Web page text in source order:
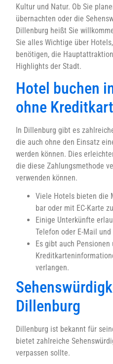
Kultur und Natur. Ob Sie
übernachten oder die
Dillenburg heißt Sie
Sie alles Wichtige über
benötigen, die
Highlights der Stadt.
Hotel buchen
ohne
In Dillenburg gibt es
die auch ohne den Einsatz
werden können. Dies
die diese Zahlungsmethode
verwenden können.
Viele Hotels bieten die
bar oder mit EC-Karte
Einige Unterkünfte
Telefon oder E-Mail
Es gibt auch Pensionen
verlangen.
Dillenburg
Dillenburg ist bekannt für
bietet zahlreiche
verpassen sollte.